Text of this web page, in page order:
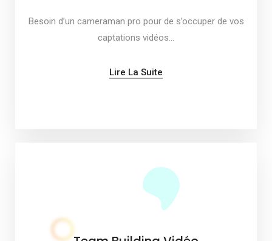
Besoin d’un cameraman pro pour de s’occuper de vos
captations vidéos…
Lire La Suite